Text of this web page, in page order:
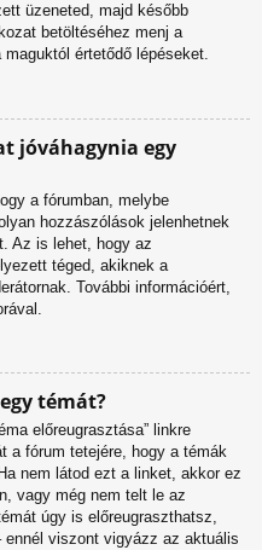
üzeneted, majd később
betöltéséhez menj a
értetődő lépéseket.
jóváhagynia egy
a fórumban, melybe
hozzászólások jelenhetnek
Az is lehet, hogy az
téged, akiknek a
További információért,
témát?
előreugrasztása” linkre
a fórum tetejére, hogy a témák
nem látod ezt a linket, akkor ez
vagy még nem telt le az
úgy is előreugraszthatsz,
viszont vigyázz az aktuális